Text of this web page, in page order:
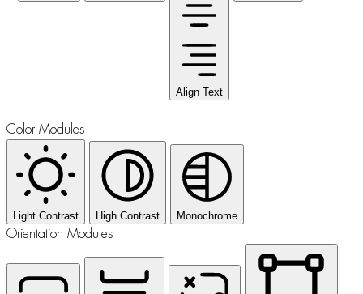
Align Text
Color Modules
Light Contrast High Contrast Monochrome
Orientation Modules